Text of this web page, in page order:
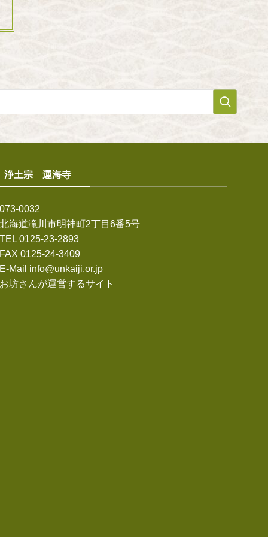
浄土宗 運海寺
0032
海道滝川市明神町2丁目6番5号
0125-23-2893
0125-24-3409
Mail info@unkaiji.or.jp
坊さんが運営するサイト